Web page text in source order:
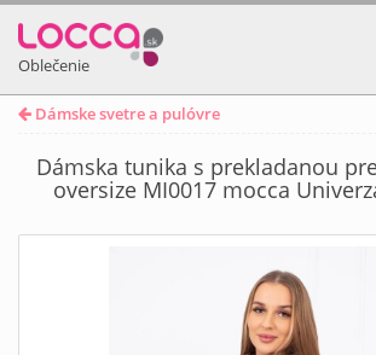
Oblečenie
Dámske svetre a pulóvre
Dámska tunika s prekladanou
oversize MI0017 mocca